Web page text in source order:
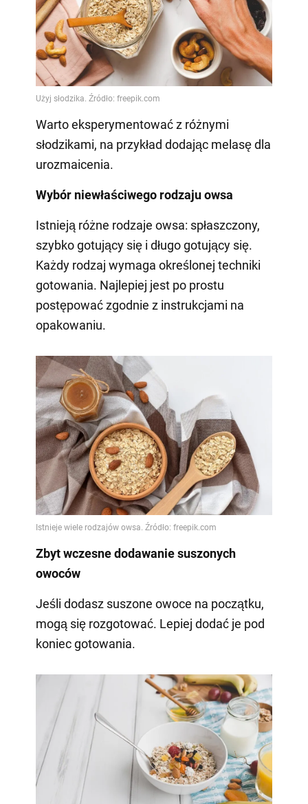
Warto eksperymentować z różnymi
słodzikami, na przykład dodając melasę dla
urozmaicenia.
Wybór niewłaściwego rodzaju owsa
Istnieją różne rodzaje owsa: spłaszczony,
szybko gotujący się i długo gotujący się.
Każdy rodzaj wymaga określonej techniki
gotowania. Najlepiej jest po prostu
postępować zgodnie z instrukcjami na
opakowaniu.
Zbyt wczesne dodawanie suszonych
owoców
Jeśli dodasz suszone owoce na początku,
mogą się rozgotować. Lepiej dodać je pod
koniec gotowania.